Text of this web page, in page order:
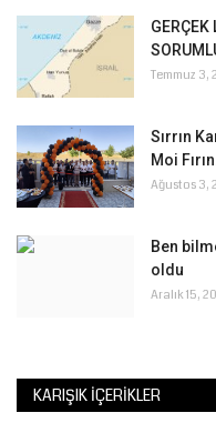
GERÇEK
Temmuz 3,
Sırrın
Moi
Ağustos 3,
Ben
oldu
Aralık 15,
KARIŞIK İÇERIKLER